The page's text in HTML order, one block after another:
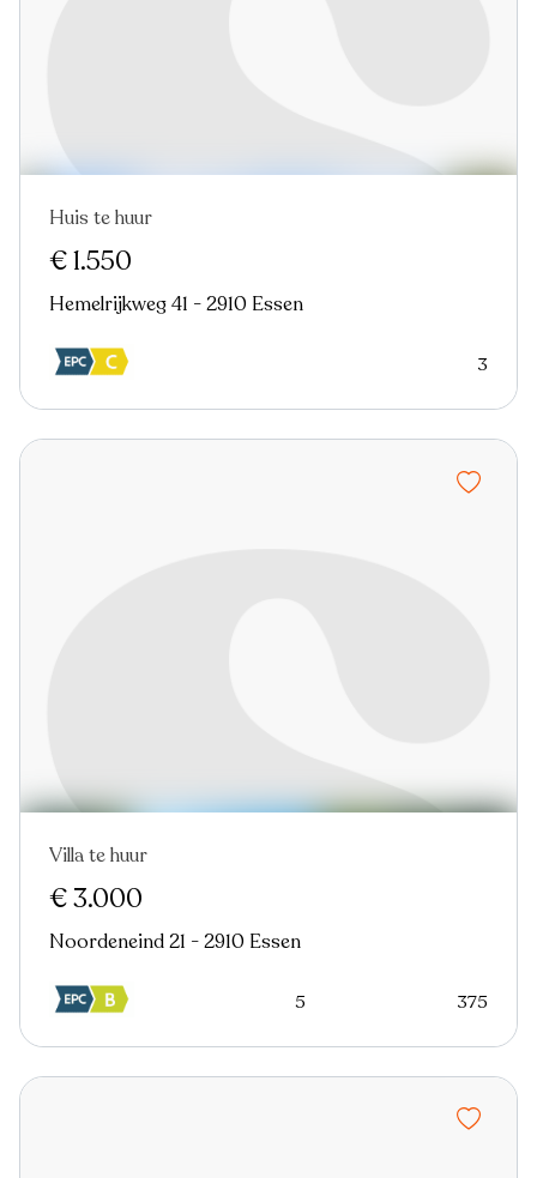
In optie
Huis te huur
€ 1.550
Hemelrijkweg 41 - 2910 Essen
3
Villa te huur
€ 3.000
Noordeneind 21 - 2910 Essen
5 375